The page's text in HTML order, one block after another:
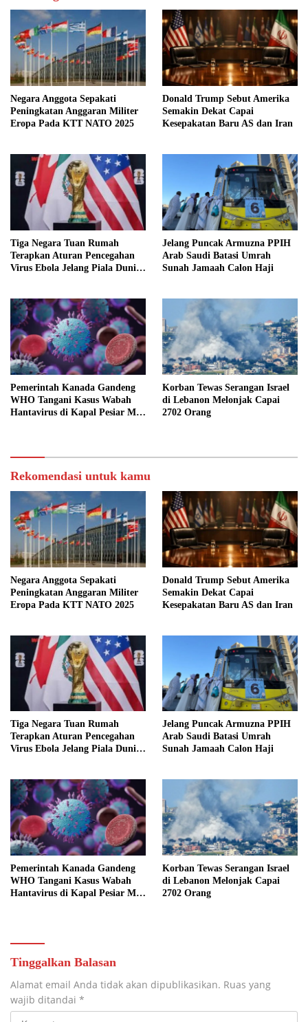
Negara Anggota Sepakati
Peningkatan Anggaran Militer
Eropa Pada KTT NATO 2025
Donald Trump Sebut Amerika
Semakin Dekat Capai
Kesepakatan Baru AS dan Iran
Tiga Negara Tuan Rumah
Terapkan Aturan Pencegahan
Virus Ebola Jelang Piala Dunia
Jelang Puncak Armuzna PPIH
Arab Saudi Batasi Umrah
Sunah Jamaah Calon Haji
Pemerintah Kanada Gandeng
WHO Tangani Kasus Wabah
Hantavirus di Kapal Pesiar MV
Korban Tewas Serangan Israel
di Lebanon Melonjak Capai
2702 Orang
Rekomendasi untuk kamu
Negara Anggota Sepakati
Peningkatan Anggaran Militer
Eropa Pada KTT NATO 2025
Donald Trump Sebut Amerika
Semakin Dekat Capai
Kesepakatan Baru AS dan Iran
Tiga Negara Tuan Rumah
Terapkan Aturan Pencegahan
Virus Ebola Jelang Piala Dunia
Jelang Puncak Armuzna PPIH
Arab Saudi Batasi Umrah
Sunah Jamaah Calon Haji
Pemerintah Kanada Gandeng
WHO Tangani Kasus Wabah
Hantavirus di Kapal Pesiar MV
Korban Tewas Serangan Israel
di Lebanon Melonjak Capai
2702 Orang
Tinggalkan Balasan
Alamat email Anda tidak akan dipublikasikan. Ruas yang
wajib ditandai *